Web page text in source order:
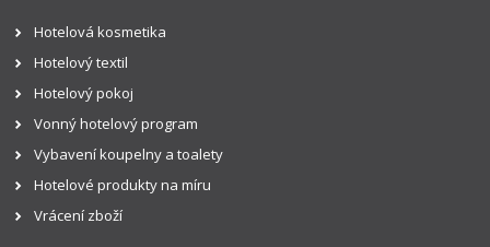
Hotelová kosmetika
Hotelový textil
Hotelový pokoj
Vonný hotelový program
Vybavení koupelny a toalety
Hotelové produkty na míru
Vrácení zboží